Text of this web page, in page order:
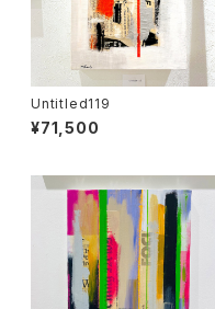
Untitled119
¥71,500